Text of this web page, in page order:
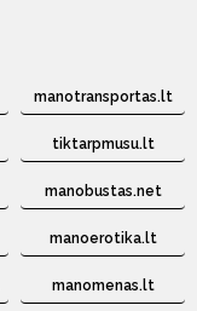
manotransportas.lt
tiktarpmusu.lt
manobustas.net
manoerotika.lt
manomenas.lt